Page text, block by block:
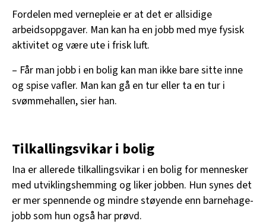
Fordelen med vernepleie er at det er allsidige
arbeidsoppgaver. Man kan ha en jobb med mye fysisk
aktivitet og være ute i frisk luft.
– Får man jobb i en bolig kan man ikke bare sitte inne
og spise vafler. Man kan gå en tur eller ta en tur i
svømmehallen, sier han.
Tilkallingsvikar i bolig
Ina er allerede tilkallingsvikar i en bolig for mennesker
med utviklingshemming og liker jobben. Hun synes det
er mer spennende og mindre støyende enn barnehage-
jobb som hun også har prøvd.